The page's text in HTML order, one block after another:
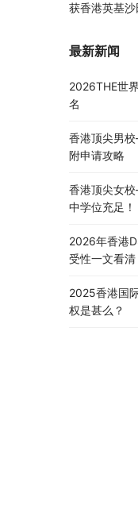
获香港英基沙
最新新闻
2026THE世
名
香港顶尖男
附申请攻略
香港顶尖女
中学位充足！
2026年香港
受性一文看清
2025香港国
权是甚么？